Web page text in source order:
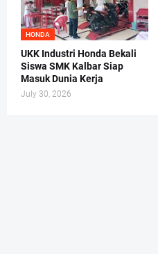
HONDA
UKK Industri Honda Bekali
Siswa SMK Kalbar Siap
Masuk Dunia Kerja
July 30, 2026